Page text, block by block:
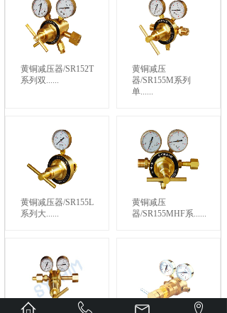
黄铜减压器/SR152T
系列双......
黄铜减压
器/SR155M系列
单......
黄铜减压器/SR155L
系列大......
黄铜减压
器/SR155MHF系......